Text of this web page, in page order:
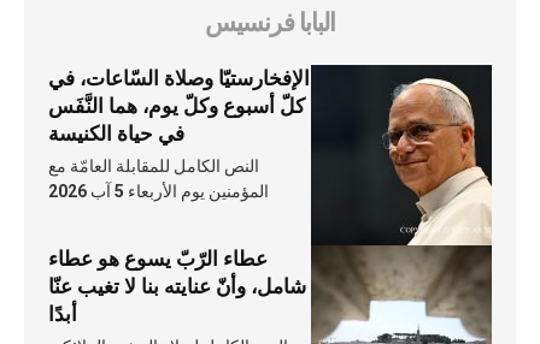
البابا فرنسيس
الإفخارستيّا وصلاة السّاعات، في
كلّ أسبوع وكلّ يوم، هما النَّفَس
في حياة الكنيسة
النص الكامل للمقابلة العامّة مع
المؤمنين يوم الأربعاء 5 آب 2026
عطاء الرّبّ يسوع هو عطاء
شامل، وأنّ عنايته بنا لا تغيب عنّا
أبدًا